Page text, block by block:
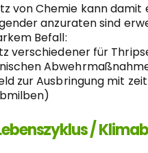
von Chemie kann
anzuraten sind
Befall:
verschiedener für
zur Ausbringung mit
/